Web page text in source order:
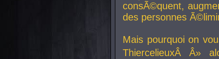
consÃ©quent,
des personnes
Mais pourquoi on
ThiercelieuxÂ Â»